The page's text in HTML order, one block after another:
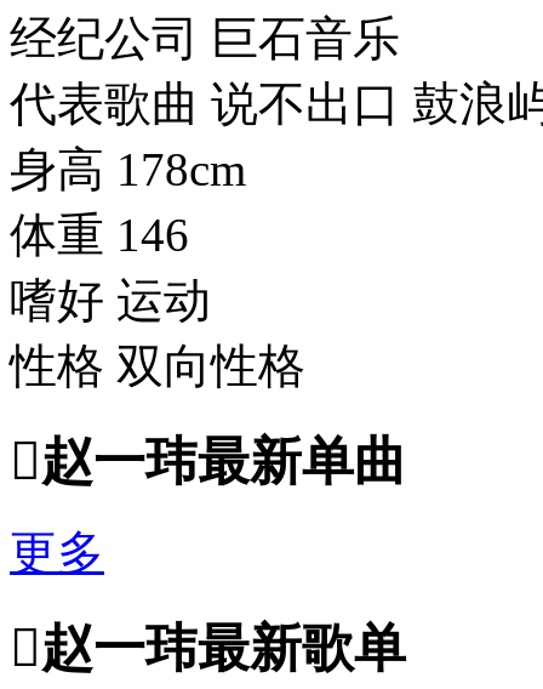
经纪公司 巨石音乐
代表歌曲 说不出口 鼓
身高 178cm
体重 146
嗜好 运动
性格 双向性格
赵一玮最新单曲
更多
赵一玮最新歌单